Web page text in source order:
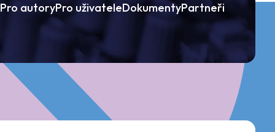
Pro autoryPro uživateleDokumentyPartneři